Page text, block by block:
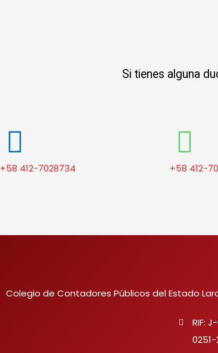
Si tienes alguna
+58 412-7028734 +58 412-
Colegio de Contadores Públicos del Estado
RIF: